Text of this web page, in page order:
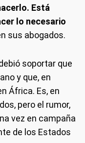
Está
lo necesario
sus abogados.
soportar que
y que, en
África. Es, en
pero el rumor,
vez en campaña
de los Estados